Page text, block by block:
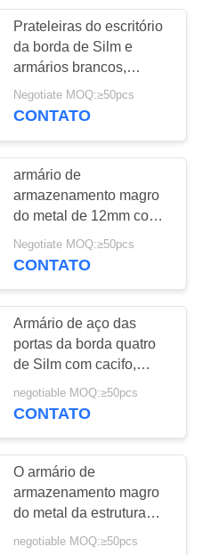
60
de
16
de
Prateleiras do escritório
da borda de Silm e
armários brancos,
armário de
armazenamento do
Negotiate MOQ:≥50pcs
CONTATO
armário de
armazenamento magro
do metal de 12mm com
a porta
H1850*W900*D400mm
Negotiate MOQ:≥50pcs
CONTATO
Armário de aço das
portas da borda quatro
de Silm com cacifo,
armário de arquivo da
economia do espaço
negotiable MOQ:≥50pcs
CONTATO
O armário de
armazenamento magro
do metal da estrutura
8mm de KD com seis
negotiable MOQ:≥50pcs